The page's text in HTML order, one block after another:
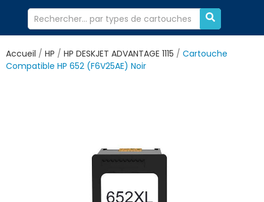
Accueil HP HP DESKJET ADVANTAGE 1115
Cartouche
Compatible HP 652 (F6V25AE) Noir